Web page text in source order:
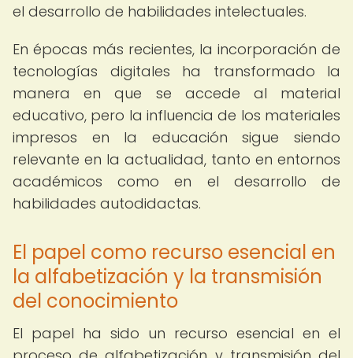
el desarrollo de habilidades intelectuales.
En épocas más recientes, la incorporación de
tecnologías digitales ha transformado la
manera en que se accede al material
educativo, pero la influencia de los materiales
impresos en la educación sigue siendo
relevante en la actualidad, tanto en entornos
académicos como en el desarrollo de
habilidades autodidactas.
El papel como recurso esencial en
la alfabetización y la transmisión
del conocimiento
El papel ha sido un recurso esencial en el